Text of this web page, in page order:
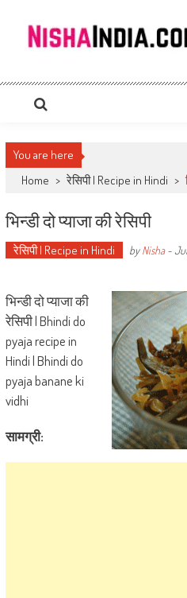
Nishaindia.com
You are here
Home > रेसिपी | Recipe in Hindi >
भिन्डी दो प्याजा की रेसिपी
रेसिपी | Recipe in Hindi byNisha-
भिन्डी दो प्याजा की
रेसिपी | Bhindi do
pyaja recipe in
Hindi | Bhindi do
pyaja banane ki
vidhi
सामग्री: